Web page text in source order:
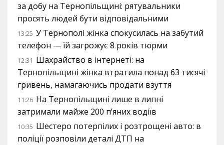
за добу на Тернопільщині: рятувальники
просять людей бути відповідальними
13:25 У Тернополі жінка спокусилась на забутий
телефон — їй загрожує 8 років тюрми
12:31 Шахрайство в інтернеті: на
Тернопільщині жінка втратила понад 63 тисячі
гривень, намагаючись продати взуття
11:26 На Тернопільщині лише в липні
затримали майже 200 п’яних водіїв
10:35 Шестеро потерпілих і розтрощені авто: в
поліції розповіли деталі ДТП на